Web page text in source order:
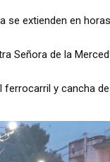
se extienden en horas
Señora de la Merced
ferrocarril y cancha de